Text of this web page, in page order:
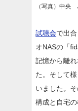
（写真）中央
試聴会で出
オNASの「
記憶から離
た。そして
いました。
構成と自宅